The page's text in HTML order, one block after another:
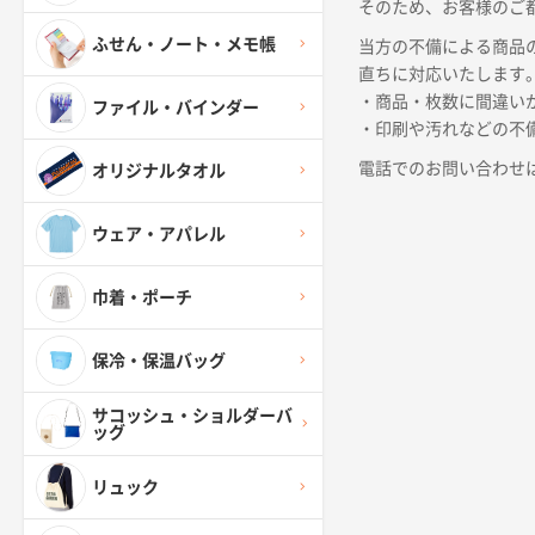
ふせん・ノート・メモ帳
ファイル・バインダー
オリジナルタオル
ウェア・アパレル
巾着・ポーチ
保冷・保温バッグ
サコッシュ・ショルダーバ
ッグ
リュック
そのため、お客様のご
当方の不備による商品
直ちに対応いたします
・商品・枚数に間違い
・印刷や汚れなどの不
電話でのお問い合わせ